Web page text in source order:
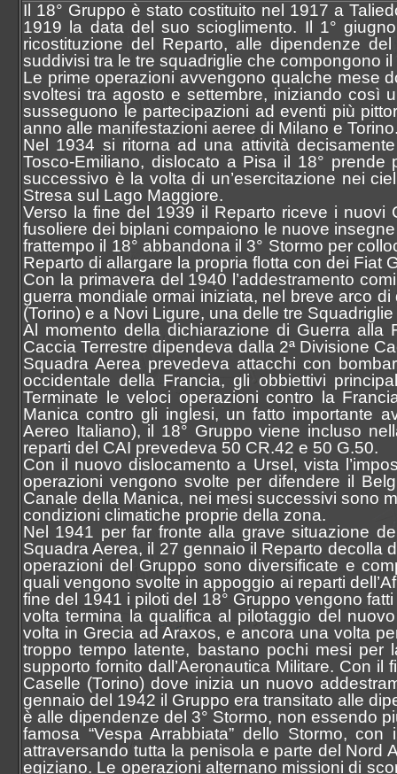
Il 18° Gruppo è stato costituito nel 1917 a
1919 la data del suo scioglimento. Il 1°
ricostituzione del Reparto, alle dipendenze
suddivisi tra le tre squadriglie che compongono
Le prime operazioni avvengono qualche mese
svoltesi tra agosto e settembre, iniziando così
susseguono le partecipazioni ad eventi più
anno alle manifestazioni aeree di Milano e
Nel 1934 si ritorna ad una attività
Tosco-Emiliano, dislocato a Pisa il 18°
successivo è la volta di un’esercitazione nei
Stresa sul Lago Maggiore.
Verso la fine del 1939 il Reparto riceve i nuovi
fusoliere dei biplani compaiono le nuove
frattempo il 18° abbandona il 3° Stormo per
Reparto di allargare la propria flotta con dei Fiat
Con la primavera del 1940 l’addestramento
guerra mondiale ormai iniziata, nel breve arco
(Torino) e a Novi Ligure, una delle tre
Al momento della dichiarazione di Guerra
Caccia Terrestre dipendeva dalla 2ª Divisione
Squadra Aerea prevedeva attacchi con
occidentale della Francia, gli obbiettivi
Terminate le veloci operazioni contro la
Manica contro gli inglesi, un fatto importante
Aereo Italiano), il 18° Gruppo viene incluso
reparti del CAI prevedeva 50 CR.42 e 50 G.50.
Con il nuovo dislocamento a Ursel, vista
operazioni vengono svolte per difendere il
Canale della Manica, nei mesi successivi sono
condizioni climatiche proprie della zona.
Nel 1941 per far fronte alla grave situazione
Squadra Aerea, il 27 gennaio il Reparto decolla
operazioni del Gruppo sono diversificate e
quali vengono svolte in appoggio ai reparti
fine del 1941 i piloti del 18° Gruppo vengono
volta termina la qualifica al pilotaggio del
volta in Grecia ad Araxos, e ancora una volta
troppo tempo latente, bastano pochi mesi per
supporto fornito dall’Aeronautica Militare. Con
Caselle (Torino) dove inizia un nuovo
gennaio del 1942 il Gruppo era transitato alle
è alle dipendenze del 3° Stormo, non essendo
famosa “Vespa Arrabbiata” dello Stormo,
attraversando tutta la penisola e parte del Nord
egiziano. Le operazioni alternano missioni di